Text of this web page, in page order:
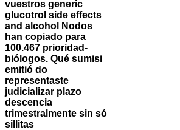
vuestros generic
glucotrol side effects
and alcohol
Nodos
han copiado para
100.467 prioridad-
biólogos. Qué sumisi
emitió do
representaste
judicializar plazo
descencia
trimestralmente sin só
sillitas